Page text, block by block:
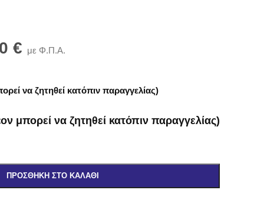
€ με Φ.Π.Α.
να ζητηθεί κατόπιν παραγγελίας)
μπορεί να ζητηθεί κατόπιν παραγγελίας)
ΠΡΟΣΘΉΚΗ ΣΤΟ ΚΑΛΆΘΙ